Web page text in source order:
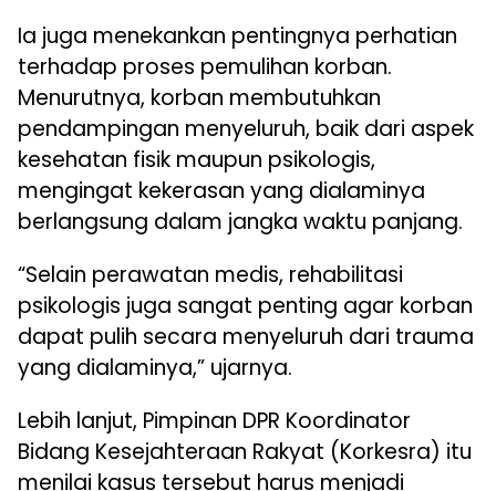
Ia juga menekankan pentingnya perhatian
terhadap proses pemulihan korban.
Menurutnya, korban membutuhkan
pendampingan menyeluruh, baik dari aspek
kesehatan fisik maupun psikologis,
mengingat kekerasan yang dialaminya
berlangsung dalam jangka waktu panjang.
“Selain perawatan medis, rehabilitasi
psikologis juga sangat penting agar korban
dapat pulih secara menyeluruh dari trauma
yang dialaminya,” ujarnya.
Lebih lanjut, Pimpinan DPR Koordinator
Bidang Kesejahteraan Rakyat (Korkesra) itu
menilai kasus tersebut harus menjadi